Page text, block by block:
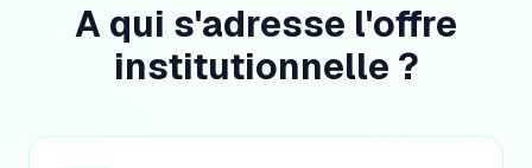
A qui s'adresse l'offre
institutionnelle ?